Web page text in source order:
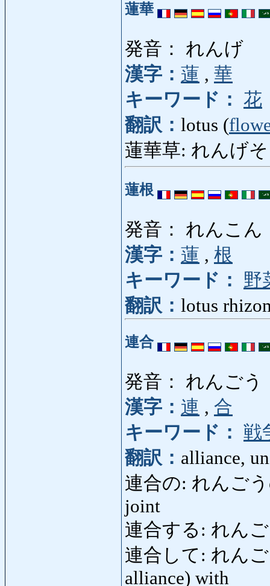
蓮華
発音： れんげ
漢字： 蓮 , 華
キーワード： 花
翻訳： lotus (
蓮華草: れんげ
蓮根
発音： れんこん
漢字： 蓮 , 根
キーワード：
野
翻訳： lotus
連合
発音： れんごう
漢字： 連 , 合
キーワード： 戦
翻訳： alliance,
連合の: れんごう
joint
連合する: れん
連合して: れん
alliance) with